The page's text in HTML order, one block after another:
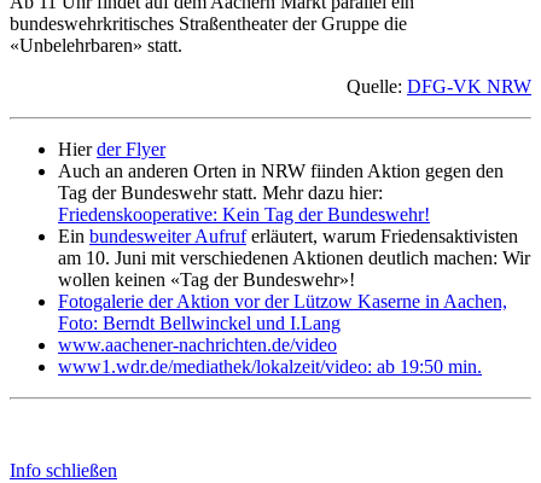
bundeswehrkritisches Straßentheater der Gruppe die
«Unbelehrbaren» statt.
Quelle: DFG-VK NRW
Hierder Flyer
Auch an anderen Orten in NRW fiinden Aktion gegen den
Tag der Bundeswehr statt. Mehr dazu hier:
Friedenskooperative: Kein Tag der Bundeswehr!
Ein bundesweiter Aufruferläutert, warum Friedensaktivisten
am 10. Juni mit verschiedenen Aktionen deutlich machen: Wir
wollen keinen «Tag der Bundeswehr»!
Fotogalerie der Aktion vor der Lützow Kaserne in Aachen,
Foto: Berndt Bellwinckel und I.Lang
www.aachener-nachrichten.de/video
www1.wdr.de/mediathek/lokalzeit/video: ab 19:50 min.
Info schließen